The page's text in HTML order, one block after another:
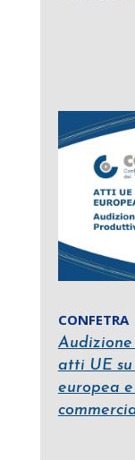
CONFETRA
atti UE
europea